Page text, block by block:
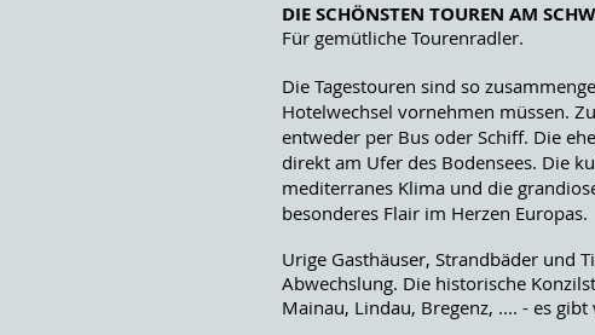
DIE SCHÖNSTEN TOUREN AM
Für gemütliche Tourenradler.
Die Tagestouren sind so
Hotelwechsel vornehmen müssen.
entweder per Bus oder Schiff. Die
direkt am Ufer des Bodensees. Die
mediterranes Klima und die
besonderes Flair im Herzen Europas.
Urige Gasthäuser, Strandbäder und
Abwechslung. Die historische
Mainau, Lindau, Bregenz, .... - es